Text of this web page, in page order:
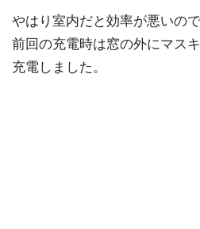
やはり室内だと効率が悪いので
前回の充電時は窓の外にマス
充電しました。